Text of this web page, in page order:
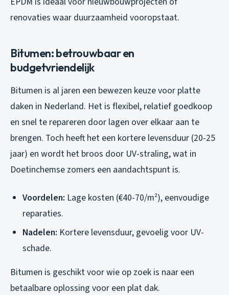
renovaties waar duurzaamheid vooropstaat.
Bitumen: betrouwbaar en
budgetvriendelijk
Bitumen is al jaren een bewezen keuze voor platte
daken in Nederland. Het is flexibel, relatief goedkoop
en snel te repareren door lagen over elkaar aan te
brengen. Toch heeft het een kortere levensduur (20-25
jaar) en wordt het broos door UV-straling, wat in
Doetinchemse zomers een aandachtspunt is.
Voordelen: Lage kosten (€40-70/m²), eenvoudige
reparaties.
Nadelen: Kortere levensduur, gevoelig voor UV-
schade.
Bitumen is geschikt voor wie op zoek is naar een
betaalbare oplossing voor een plat dak.